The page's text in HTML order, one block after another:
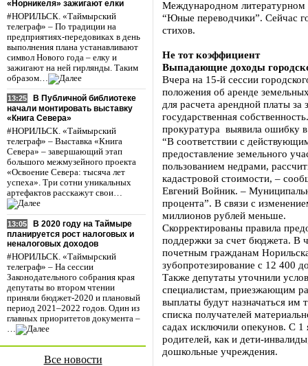
«Норникеля» зажигают елки
#НОРИЛЬСК. «Таймырский
телеграф» – По традиции на
предприятиях-передовиках в день
выполнения плана устанавливают
символ Нового года – елку и
зажигают на ней гирлянды. Таким
образом…
13:25
В Публичной библиотеке
начали монтировать выставку
«Книга Севера»
#НОРИЛЬСК. «Таймырский
телеграф» – Выставка «Книга
Севера» – завершающий этап
большого межмузейного проекта
«Освоение Севера: тысяча лет
успеха». Три сотни уникальных
артефактов расскажут свои…
13:05
В 2020 году на Таймыре
планируется рост налоговых и
неналоговых доходов
#НОРИЛЬСК. «Таймырский
телеграф» – На сессии
Законодательного собрания края
депутаты во втором чтении
приняли бюджет-2020 и плановый
период 2021–2022 годов. Один из
главных приоритетов документа –
…
Все новости
Международном литературном
“Юные переводчики”. Сейчас
стихов.
Не тот коэффициент
Выпадающие доходы
Вчера на 15-й сессии
положения об аренде
для расчета арендной платы
государственная
прокуратура выявила ошибку
“В соответствии с
предоставление земельного
пользованием недрами,
кадастровой стоимости, –
Евгений Войник. –
процента”. В связи с
миллионов рублей меньше.
Скорректированы правила
поддержки за счет бюджета. В
почетным гражданам
зубопротезирование с 12 400
Также депутаты уточнили
специалистам, приезжающим
выплаты будут назначаться им
списка получателей
садах исключили опекунов. С
родителей, как и дети-
дошкольные учреждения.